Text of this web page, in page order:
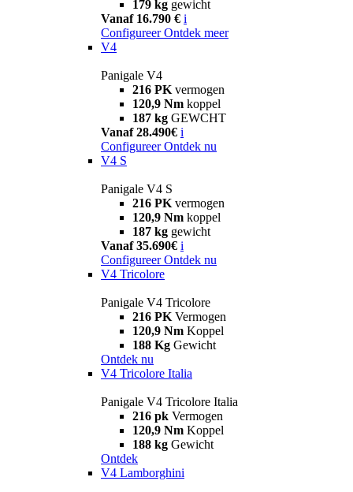
179 kg gewicht
Vanaf 16.790 € i
Configureer Ontdek meer
V4
Panigale V4
216 PK vermogen
120,9 Nm koppel
187 kg GEWCHT
Vanaf 28.490€ i
Configureer Ontdek nu
V4 S
Panigale V4 S
216 PK vermogen
120,9 Nm koppel
187 kg gewicht
Vanaf 35.690€ i
Configureer Ontdek nu
V4 Tricolore
Panigale V4 Tricolore
216 PK Vermogen
120,9 Nm Koppel
188 Kg Gewicht
Ontdek nu
V4 Tricolore Italia
Panigale V4 Tricolore Italia
216 pk Vermogen
120,9 Nm Koppel
188 kg Gewicht
Ontdek
V4 Lamborghini